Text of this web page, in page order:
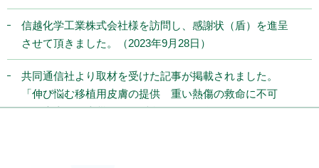
信越化学工業株式会社様を訪問し、感謝状（盾）を進呈
させて頂きました。（2023年9月28日）
共同通信社より取材を受けた記事が掲載されました。
「伸び悩む移植用皮膚の提供 重い熱傷の救命に不可
欠 大事故や火災で不足懸念」（2023年8月22日）(47